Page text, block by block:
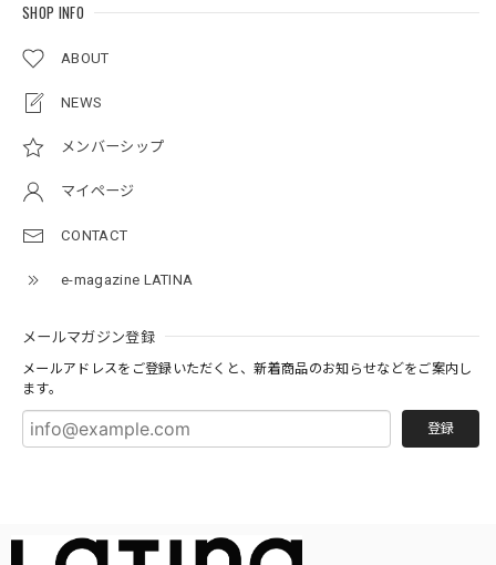
SHOP INFO
ABOUT
NEWS
メンバーシップ
マイページ
CONTACT
e-magazine LATINA
メールマガジン登録
メールアドレスをご登録いただくと、新着商品のお知らせなどをご案内し
ます。
登録